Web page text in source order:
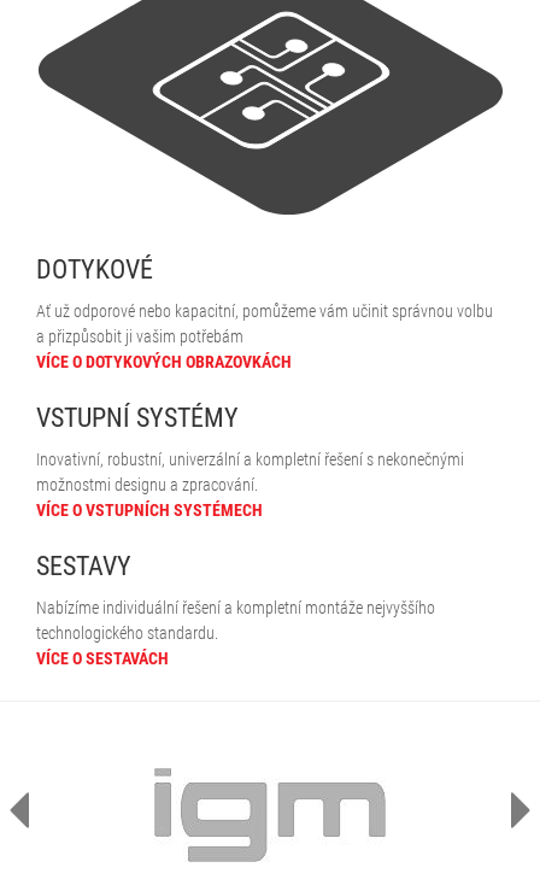
DOTYKOVÉ
Ať už odporové nebo kapacitní, pomůžeme vám učinit správnou volbu
a přizpůsobit ji vašim potřebám
VÍCE O DOTYKOVÝCH OBRAZOVKÁCH
VSTUPNÍ SYSTÉMY
Inovativní, robustní, univerzální a kompletní řešení s nekonečnými
možnostmi designu a zpracování.
VÍCE O VSTUPNÍCH SYSTÉMECH
SESTAVY
Nabízíme individuální řešení a kompletní montáže nejvyššího
technologického standardu.
VÍCE O SESTAVÁCH